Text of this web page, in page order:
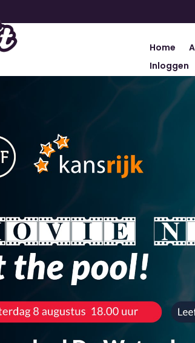
Home
Inloggen